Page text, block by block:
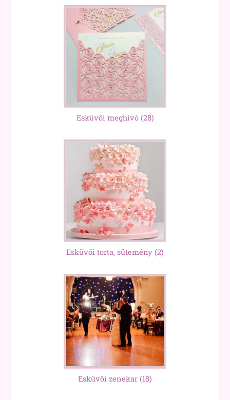
Esküvői meghívó(28)
Esküvői torta, sütemény (2)
Esküvői zenekar (18)